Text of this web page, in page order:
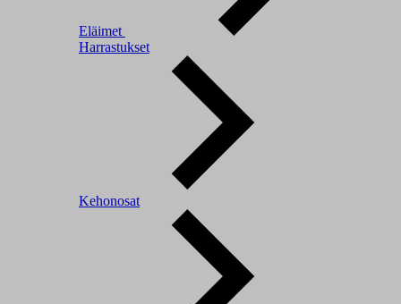
Eläimet
Harrastukset
Kehonosat